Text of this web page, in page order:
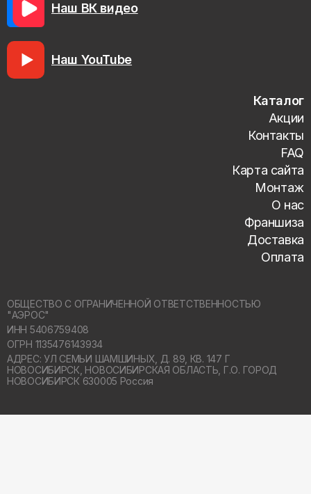
Наш ВК видео
Наш YouTube
Каталог
Акции
Контакты
FAQ
Карта сайта
Монтаж
О нас
Франшиза
Доставка
Оплата
ОБЩЕСТВО С ОГРАНИЧЕННОЙ ОТВЕТСТВЕННОСТЬЮ
"АЭРОС"
ИНН 5406759408
ОГРН 1135476143934
АДРЕС: УЛ СЕМЬИ ШАМШИНЫХ, Д. 89, КВ. 147 Г
НОВОСИБИРСК, НОВОСИБИРСКАЯ ОБЛАСТЬ, Г.О. ГОРОД
НОВОСИБИРСК 630005 Россия